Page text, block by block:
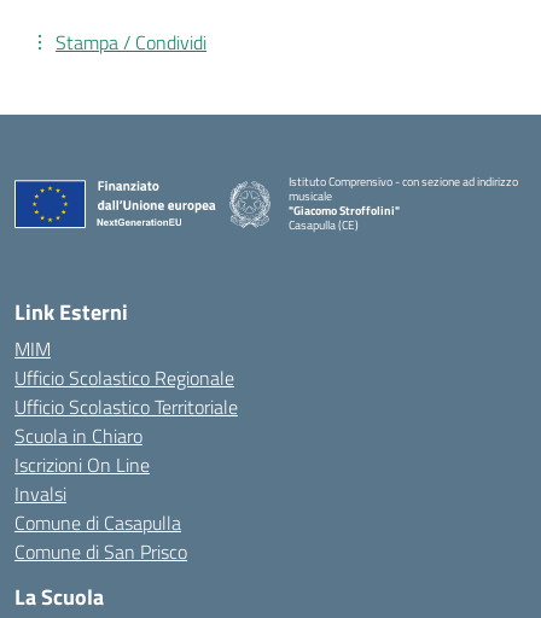
Stampa / Condividi
Istituto Comprensivo - con sezione ad indirizzo
musicale
"Giacomo Stroffolini"
Casapulla (CE)
Link Esterni
MIM
Ufficio Scolastico Regionale
Ufficio Scolastico Territoriale
Scuola in Chiaro
Iscrizioni On Line
Invalsi
Comune di Casapulla
Comune di San Prisco
La Scuola